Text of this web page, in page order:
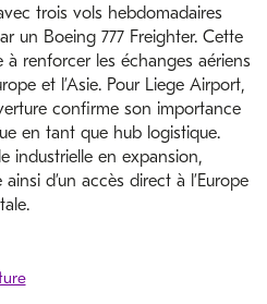
trois vols hebdomadaires
un Boeing 777 Freighter. Cette
à renforcer les échanges aériens
et l’Asie. Pour Liege Airport,
confirme son importance
en tant que hub logistique.
industrielle en expansion,
ainsi d’un accès direct à l’Europe